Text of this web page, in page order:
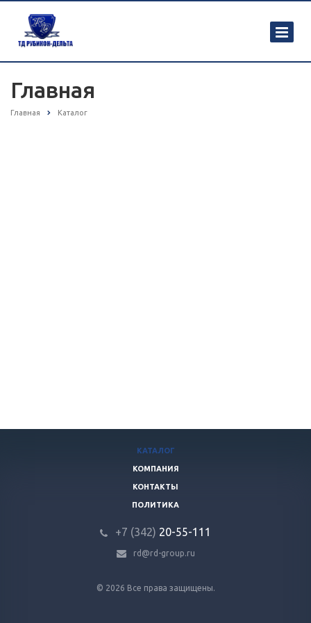
Главная
Главная Каталог
© 2026 Все права защищены.
КАТАЛОГ
КОМПАНИЯ
КОНТАКТЫ
ПОЛИТИКА
+7 (342) 20-55-111
rd@rd-group.ru